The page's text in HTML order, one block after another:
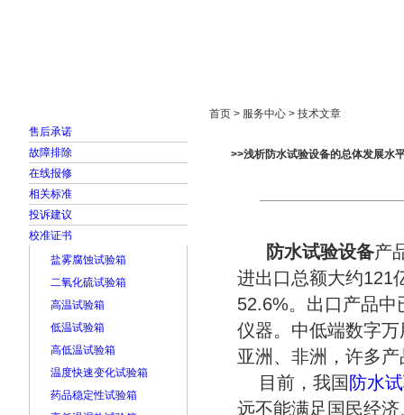
售后承诺
故障排除
在线报修
相关标准
投诉建议
校准证书
盐雾腐蚀试验箱
二氧化硫试验箱
高温试验箱
低温试验箱
高低温试验箱
温度快速变化试验箱
药品稳定性试验箱
首页 > 服务中心 > 技术文章
>>浅析防水试验设备的总体发展水
防水试验设备产
进出口总额大约121
52.6%。出口产品
仪器。中低端数字
亚洲、非洲，许多
目前，我国 防水
远不能满足国民经